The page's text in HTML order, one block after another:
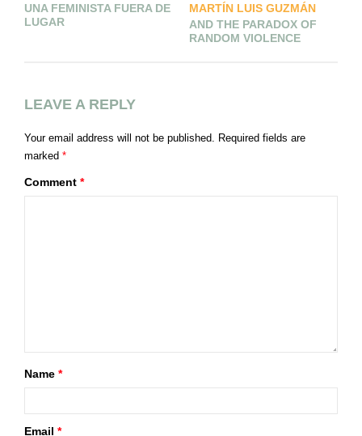
UNA FEMINISTA FUERA DE
LUGAR
MARTÍN LUIS GUZMÁN
AND THE PARADOX OF
RANDOM VIOLENCE
LEAVE A REPLY
Your email address will not be published. Required fields are
marked *
Comment *
Name *
Email *